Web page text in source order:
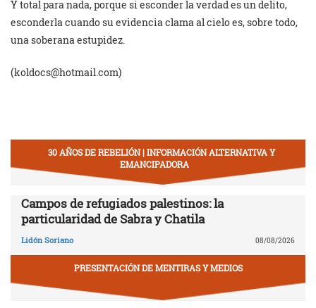
Y total para nada, porque si esconder la verdad es un delito,
esconderla cuando su evidencia clama al cielo es, sobre todo,
una soberana estupidez.
(koldocs@hotmail.com)
30 AÑOS DE REBELIÓN | INFORMACIÓN ALTERNATIVA Y
EMANCIPADORA
Campos de refugiados palestinos: la
particularidad de Sabra y Chatila
Lidón Soriano 08/08/2026
PRESENTACIÓN DE MENTIRAS Y MEDIOS